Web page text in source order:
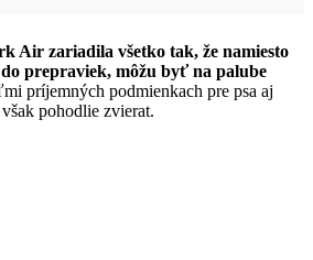
Air zariadila všetko tak, že namiesto
prepraviek, môžu byť na palube
príjemných podmienkach pre psa aj
pohodlie zvierat.